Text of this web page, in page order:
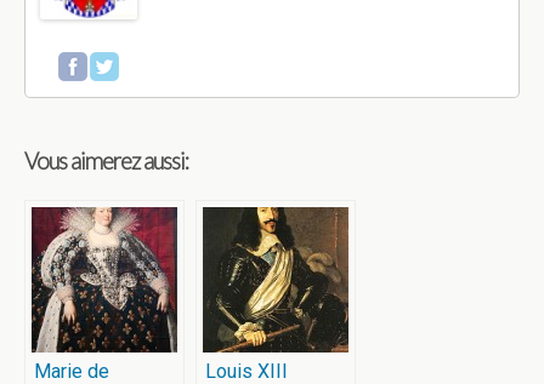
Vous aimerez aussi:
Marie de
Louis XIII